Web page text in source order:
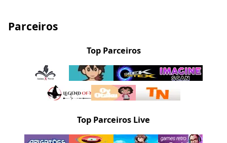
Parceiros
Top Parceiros
Top Parceiros Live